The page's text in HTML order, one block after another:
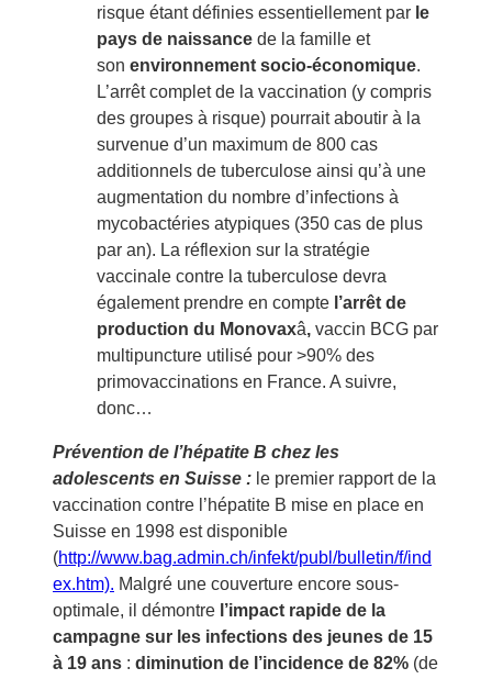
risque étant définies essentiellement par le
pays de naissance de la famille et
son environnement socio-économique.
L’arrêt complet de la vaccination (y compris
des groupes à risque) pourrait aboutir à la
survenue d’un maximum de 800 cas
additionnels de tuberculose ainsi qu’à une
augmentation du nombre d’infections à
mycobactéries atypiques (350 cas de plus
par an). La réflexion sur la stratégie
vaccinale contre la tuberculose devra
également prendre en compte l’arrêt de
production du Monovaxâ, vaccin BCG par
multipuncture utilisé pour >90% des
primovaccinations en France. A suivre,
donc…
Prévention de l’hépatite B chez les
adolescents en Suisse : le premier rapport de la
vaccination contre l’hépatite B mise en place en
Suisse en 1998 est disponible
(http://www.bag.admin.ch/infekt/publ/bulletin/f/ind
ex.htm). Malgré une couverture encore sous-
optimale, il démontre l’impact rapide de la
campagne sur les infections des jeunes de 15
à 19 ans : diminution de l’incidence de 82% (de